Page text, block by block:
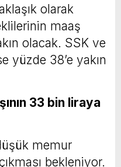
olarak
maaş
olacak. SSK ve
yüzde 38’e yakın
33 bin liraya
memur
bekleniyor.